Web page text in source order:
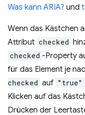
Was kann ARIA? und
Wenn das Kästchen
Attribut checked
checked -Property
für das Element je
checked auf "true"
Klicken auf das
Drücken der